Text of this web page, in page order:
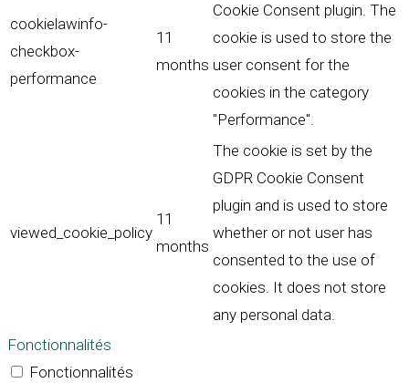
cookielawinfo-
checkbox-
performance
11
months
Cookie Consent plugin. The
cookie is used to store the
user consent for the
cookies in the category
"Performance".
viewed_cookie_policy
11
months
The cookie is set by the
GDPR Cookie Consent
plugin and is used to store
whether or not user has
consented to the use of
cookies. It does not store
any personal data.
Fonctionnalités
Fonctionnalités